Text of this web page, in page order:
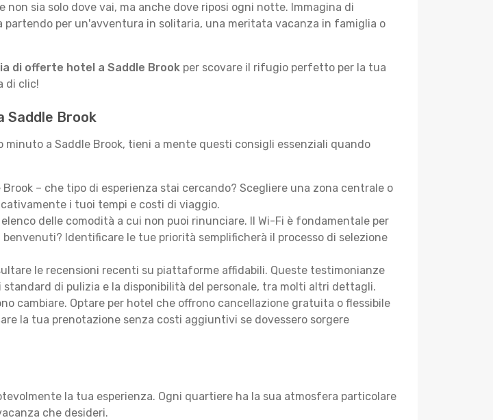
sia solo dove vai, ma anche dove riposi ogni notte. Immagina di
per un'avventura in solitaria, una meritata vacanza in famiglia o
di offerte hotel a Saddle Brook per scovare il rifugio perfetto per la tua
di clic!
Saddle Brook
a Saddle Brook, tieni a mente questi consigli essenziali quando
Brook – che tipo di esperienza stai cercando? Scegliere una zona centrale o
i tuoi tempi e costi di viaggio.
delle comodità a cui non puoi rinunciare. Il Wi-Fi è fondamentale per
Identificare le tue priorità semplificherà il processo di selezione
le recensioni recenti su piattaforme affidabili. Queste testimonianze
di pulizia e la disponibilità del personale, tra molti altri dettagli.
cambiare. Optare per hotel che offrono cancellazione gratuita o flessibile
la tua prenotazione senza costi aggiuntivi se dovessero sorgere
la tua esperienza. Ogni quartiere ha la sua atmosfera particolare
che desideri.